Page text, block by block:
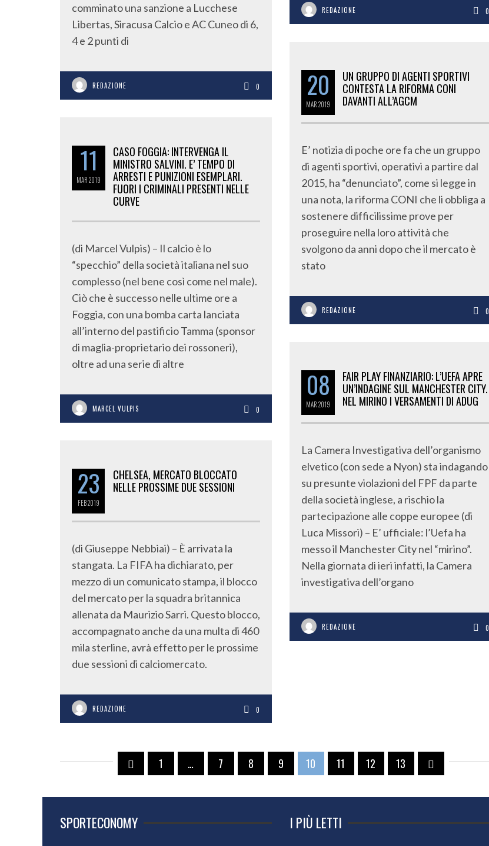
REDAZIONE 0
comminato una sanzione a Lucchese
Libertas, Siracusa Calcio e AC Cuneo di 6,
4 e 2 punti di
REDAZIONE 0 20
MAR2019
UN GRUPPO DI AGENTI SPORTIVI
CONTESTA LA RIFORMA CONI
DAVANTI ALL’AGCM
E’ notizia di poche ore fa che un gruppo
di agenti sportivi, operativi a partire dal
2015, ha “denunciato”, come si legge in
una nota, la riforma CONI che li obbliga a
sostenere difficilissime prove per
proseguire nella loro attività che
svolgono da anni dopo che il mercato è
stato
REDAZIONE 0
11
MAR2019
CASO FOGGIA: INTERVENGA IL
MINISTRO SALVINI. E’ TEMPO DI
ARRESTI E PUNIZIONI ESEMPLARI.
FUORI I CRIMINALI PRESENTI NELLE
CURVE
(di Marcel Vulpis) – Il calcio è lo
“specchio” della società italiana nel suo
complesso (nel bene così come nel male).
Ciò che è successo nelle ultime ore a
Foggia, con una bomba carta lanciata
all’interno del pastificio Tamma (sponsor
di maglia-proprietario dei rossoneri),
oltre ad una serie di altre
MARCEL VULPIS 0
08
MAR2019
FAIR PLAY FINANZIARIO: L’UEFA APRE
UN’INDAGINE SUL MANCHESTER CITY.
NEL MIRINO I VERSAMENTI DI ADUG
La Camera Investigativa dell’organismo
elvetico (con sede a Nyon) sta indagando
su presunte violazioni del FPF da parte
della società inglese, a rischio la
partecipazione alle coppe europee (di
Luca Missori) – E’ ufficiale: l’Uefa ha
messo il Manchester City nel “mirino”.
Nella giornata di ieri infatti, la Camera
investigativa dell’organo
REDAZIONE 0
23
FEB2019
CHELSEA, MERCATO BLOCCATO
NELLE PROSSIME DUE SESSIONI
(di Giuseppe Nebbiai) – È arrivata la
stangata. La FIFA ha dichiarato, per
mezzo di un comunicato stampa, il blocco
del mercato per la squadra britannica
allenata da Maurizio Sarri. Questo blocco,
accompagnato anche da una multa di 460
mila sterline, avrà effetto per le prossime
due sessioni di calciomercato.
REDAZIONE 0
1 … 7 8 9 10 11 12 13
SPORTECONOMY I PIÙ LETTI